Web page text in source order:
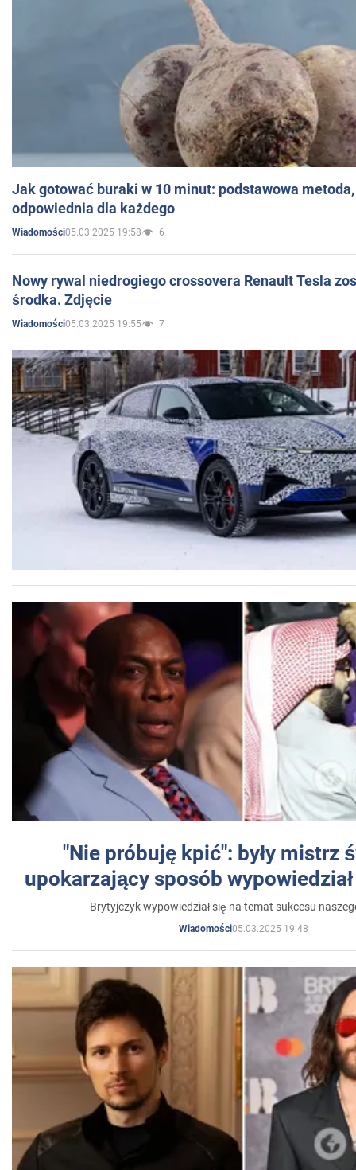
Jak gotować buraki w 10 minut: podstawowa
odpowiednia dla każdego
Wiadomości05.03.2025 19:58 6
Nowy rywal niedrogiego crossovera Renault Tesla
środka. Zdjęcie
Wiadomości05.03.2025 19:55 7
"Nie próbuję kpić": były mistrz
upokarzający sposób
Brytyjczyk wypowiedział się na temat sukcesu
Wiadomości05.03.2025 19:48